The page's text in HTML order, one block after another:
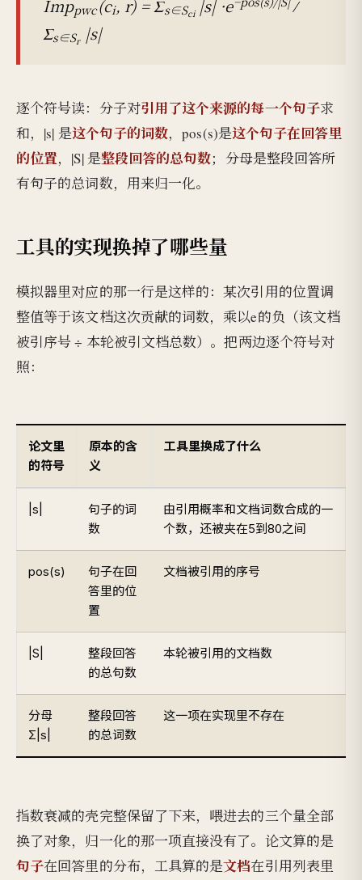
Imppwc(ci, r) = Σs∈Sci|s| ·e
⁄
Σs∈Sr |s|
逐个符号读：分子对引用了这个来源的每一个句子求
和，|s| 是这个句子的词数，pos(s)是这个句子在回答里
的位置，|S| 是整段回答的总句数；分母是整段回答所
有句子的总词数，用来归一化。
工具的实现换掉了哪些量
模拟器里对应的那一行是这样的：某次引用的位置调
整值等于该文档这次贡献的词数，乘以e的负（该文档
被引序号 ÷ 本轮被引文档总数）。把两边逐个符号对
照：
论文里
的符号
原本的含
义
工具里换成了什么
|s|
句子的词
数
由引用概率和文档词数合成的一
个数，还被夹在5到80之间
pos(s)
句子在回
答里的位
置
文档被引用的序号
|S|
整段回答
的总句数
本轮被引用的文档数
分母
Σ|s|
整段回答
的总词数
这一项在实现里不存在
指数衰减的壳完整保留了下来，喂进去的三个量全部
换了对象，归一化的那一项直接没有了。论文算的是
句子在回答里的分布，工具算的是文档在引用列表里